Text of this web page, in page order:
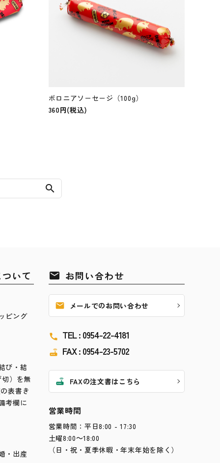
ボロニアソ－セ－ジ（100g）
360円(税込)
search
いて
ピング
び・結
）を無
表書き
考欄に
・出産
mail お問い合わせ
mail メールでのお問い合わせ
call TEL : 0954-22-4181
router FAX : 0954-23-5702
router FAXの注文書はこちら
営業時間
営業時間：平日8:00 - 17:30
土曜8:00～18:00
（日・祝・夏季休暇・年末年始を除く）